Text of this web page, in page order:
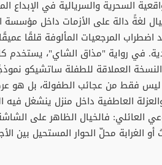
السحرية والسريالية في الإبداع
لغةً دالة على الأزمات داخل مؤسسة
المرجعيات المألوفة قلقًا
في رواية "مذاق الشاي"، يستخدم
العملاقة للطفلة ساتشيكو
فقط من عجائب الطفولة، بل هو
العاطفية داخل منزل ينشغل فيه
العائلي: فالخيال الظاهر على
الغرابة محلّ الحوار المستحيل بين